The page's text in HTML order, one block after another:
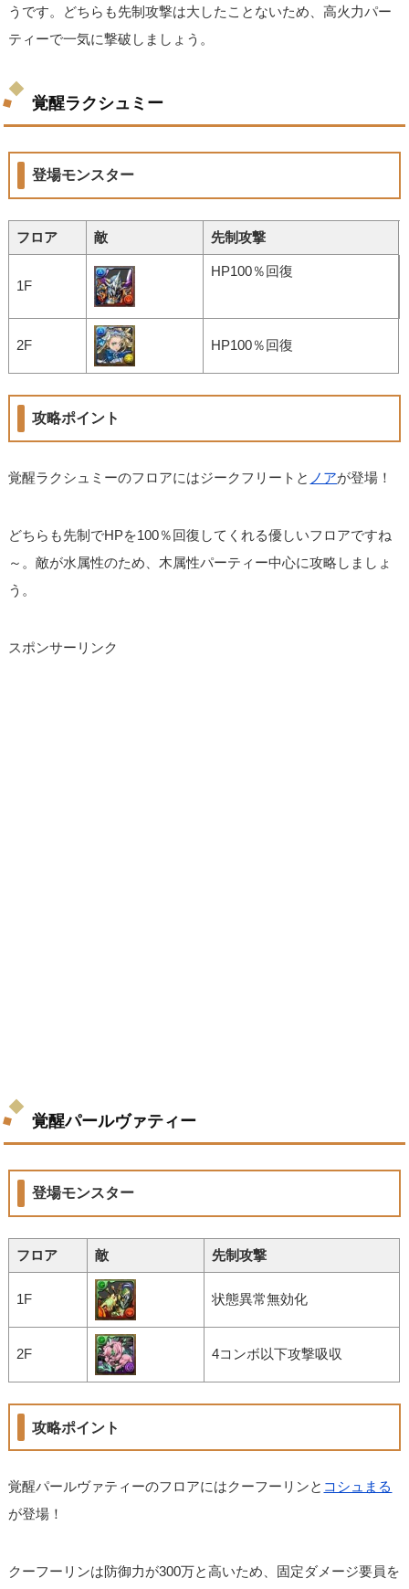
うです。どちらも先制攻撃は大したことないため、高火力パー
ティーで一気に撃破しましょう。
覚醒ラクシュミー
登場モンスター
フロア 敵 先制攻撃
1F
HP100％回復
2F HP100％回復
攻略ポイント
覚醒ラクシュミーのフロアにはジークフリートと ノアが登場！
どちらも先制でHPを100％回復してくれる優しいフロアですね
～。敵が水属性のため、木属性パーティー中心に攻略しましょ
う。
スポンサーリンク
覚醒パールヴァティー
登場モンスター
フロア 敵 先制攻撃
1F 状態異常無効化
2F 4コンボ以下攻撃吸収
攻略ポイント
覚醒パールヴァティーのフロアにはクーフーリンと コシュまる
が登場！
クーフーリンは防御力が300万と高いため、固定ダメージ要員を